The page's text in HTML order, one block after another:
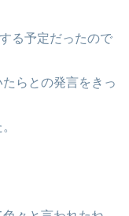
る予定だったので
らとの発言をきっ